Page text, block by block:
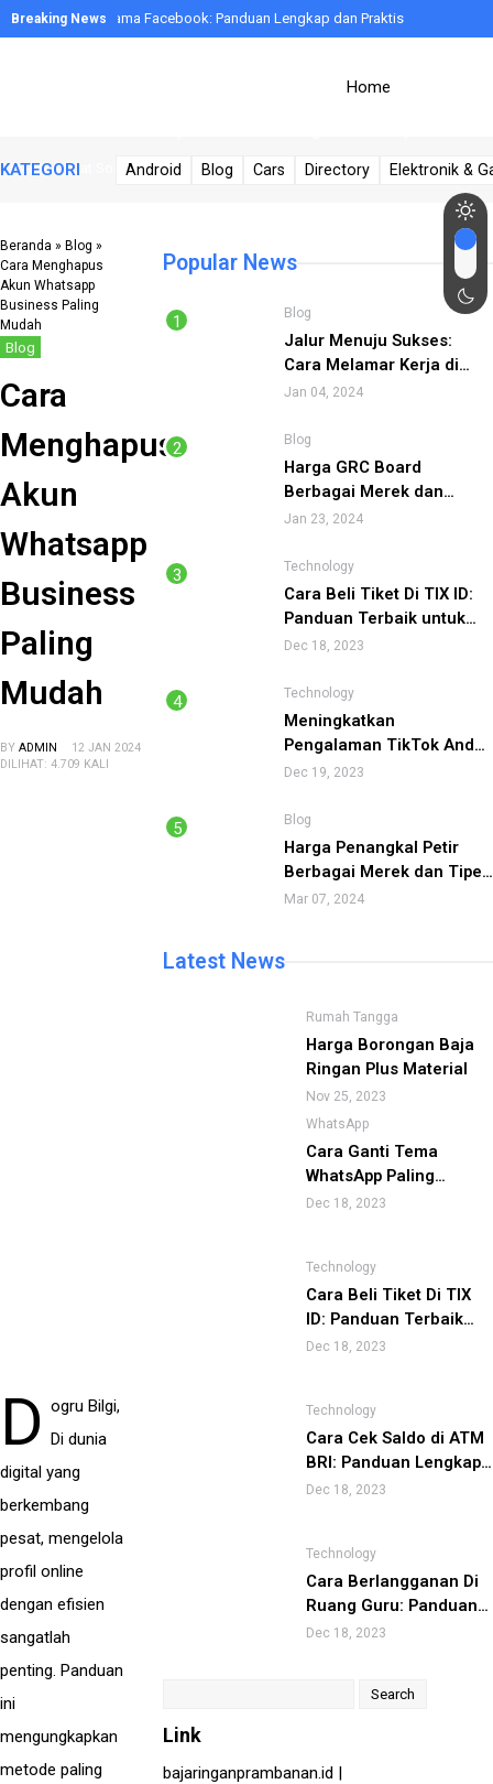
Cara Mengganti Nama Facebook: Panduan Lengkap dan Praktis
Alibaba
Cara Membuat Soal di Google Classroom(7 Langkah), Terupdate!
Home
KATEGORI Android Blog Cars Directory Elektronik &
Beranda » Blog »
Cara Menghapus
Akun Whatsapp
Business Paling
Mudah
Blog
Cara
Menghapus
Akun
Whatsapp
Business
Paling
Mudah
BY ADMIN
12 JAN 2024
DILIHAT: 4.709 KALI
D ogru Bilgi,
Di dunia
digital yang
berkembang
pesat, mengelola
profil online
dengan efisien
sangatlah
penting. Panduan
ini
mengungkapkan
metode paling
Popular News
Blog
Jalur Menuju Sukses:
Cara Melamar Kerja di
Alfamidi Lewat Online (6
Jan 04, 2024
Blog
Harga GRC Board
Berbagai Merek dan
Keunggulannya 2023
Jan 23, 2024
Technology
Cara Beli Tiket Di TIX ID:
Panduan Terbaik untuk
Pengalaman Pemesanan
Dec 18, 2023
Technology
Meningkatkan
Pengalaman TikTok Anda:
Panduan Komprehensif
Menggunakan TikTok
Dec 19, 2023
Blog
Harga Penangkal Petir
Berbagai Merek dan Tipe
2024
Mar 07, 2024
Latest News
Rumah Tangga
Harga Borongan Baja
Ringan Plus Material
Nov 25, 2023
WhatsApp
Cara Ganti Tema
WhatsApp Paling
Mudah: Panduan
Dec 18, 2023
Technology
Cara Beli Tiket Di TIX
ID: Panduan Terbaik
untuk Pengalaman
Dec 18, 2023
Technology
Cara Cek Saldo di ATM
BRI: Panduan Lengkap
dan Praktis
Dec 18, 2023
Technology
Cara Berlangganan Di
Ruang Guru: Panduan
Lengkap
Dec 18, 2023
Link
bajaringanprambanan.id |